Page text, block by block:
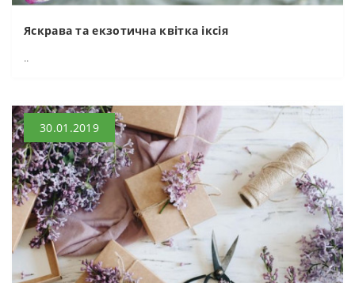
Яскрава та екзотична квітка іксія
..
30.01.2019